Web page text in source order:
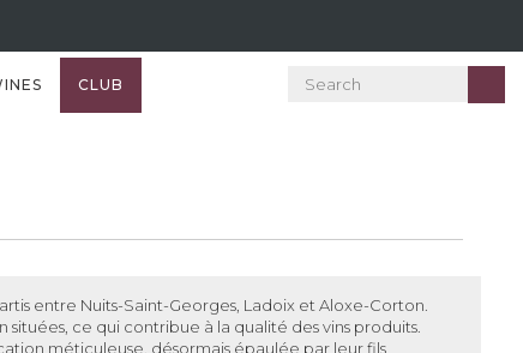
CLUB
entre Nuits-Saint-Georges, Ladoix et Aloxe-Corton.
ce qui contribue à la qualité des vins produits.
méticuleuse, désormais épaulée par leur fils